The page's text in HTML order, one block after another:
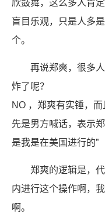
欣鼓舞，这么多人肯
盲目乐观，只是人多
个。
再说郑爽，很多
炸了呢？
NO ，郑爽有实锤，
先是男方喊话，表示
是我是在美国进行的”
郑爽的逻辑是，
内进行这个操作啊，
啊。